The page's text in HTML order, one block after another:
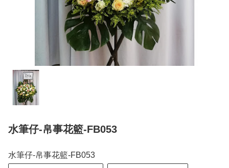
水筆仔-帛事花籃-FB053
水筆仔-帛事花籃-FB053